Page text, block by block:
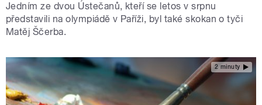
Jedním ze dvou Ústečanů, kteří se letos v srpnu
představili na olympiádě v Paříži, byl také skokan o tyči
Matěj Ščerba.
2 minuty